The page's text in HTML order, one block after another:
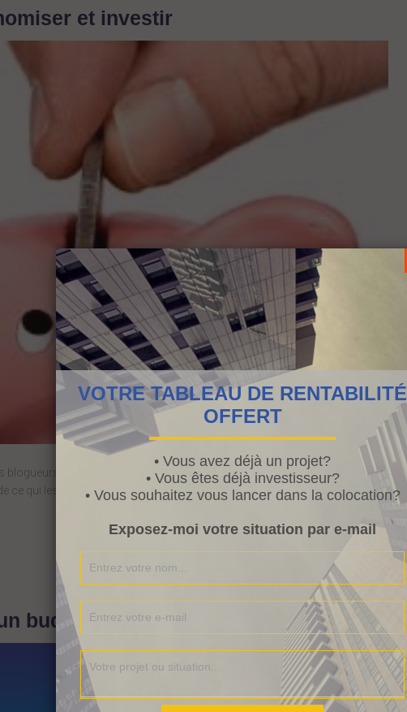
et investir
blogueurs d’écrire un article invité. Ils nous parlent de leurs expériences, que
ce qui les a décidé à se lancer. Je vous laisse les découvrir. (suite…)
budget tres facilement (et s’y tenir)
VOTRE TABLEAU DE RENTABILITÉ
OFFERT
• Vous avez déjà un projet?
• Vous êtes déjà investisseur?
• Vous souhaitez vous lancer dans la colocation?
Exposez-moi votre situation par e-mail